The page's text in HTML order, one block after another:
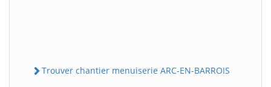
Trouver chantier menuiserie ARC-EN-BARROIS